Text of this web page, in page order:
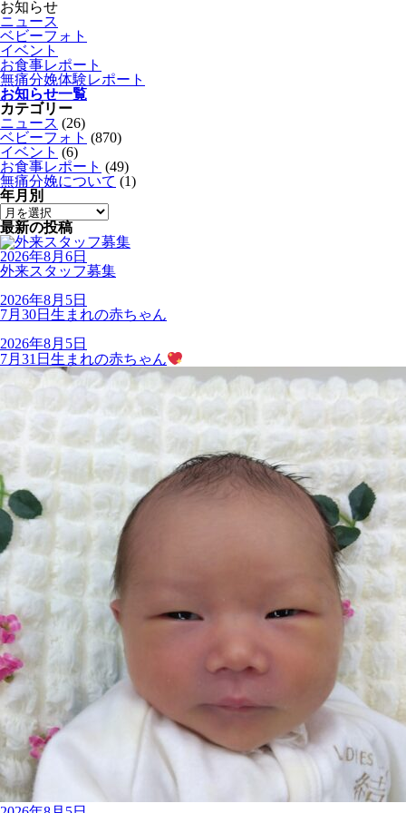
お知らせ
ニュース
ベビーフォト
イベント
お食事レポート
無痛分娩体験レポート
お知らせ一覧
カテゴリー
ニュース (26)
ベビーフォト (870)
イベント (6)
お食事レポート (49)
無痛分娩について (1)
年月別
最新の投稿
2026年8月6日
外来スタッフ募集
2026年8月5日
7月30日生まれの赤ちゃん
2026年8月5日
7月31日生まれの赤ちゃん